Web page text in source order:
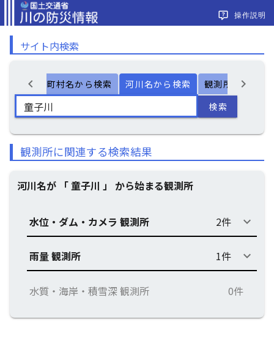
操作説明
サイト内検索
chevron_left 市町村名から検索 河川名から検索 観測所名から検
chevron_right
検索
観測所に関連する検索結果
河川名が 「 童子川 」 から始まる観測所
水位・ダム・カメラ 観測所 2件 keyboard_arrow_down
雨量 観測所 1件 keyboard_arrow_down
水質・海岸・積雪深 観測所 0件